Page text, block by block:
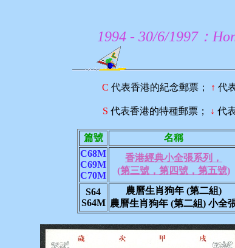
1994 - 30/6/1997：
C 代表香港的紀念郵票； ↑ 代
S 代表香港的特種郵票； ↓ 代
篇號 名稱
C68M
C69M
C70M
香港經典小全張系列，
(第三號，第四號，第五號)
S64
S64M
農曆生肖狗年 (第二組)
農曆生肖狗年 (第二組) 小全